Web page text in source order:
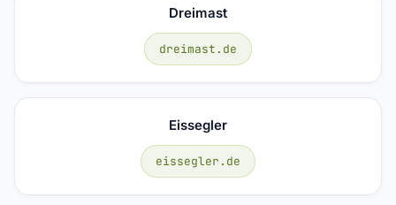
Dreimast
dreimast.de
Eissegler
eissegler.de